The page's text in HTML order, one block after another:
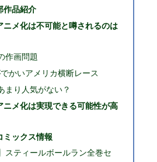
作品紹介
ニメ化は不可能と噂されるのは
作画問題
かいアメリカ横断レース
まり人気がない？
ニメ化は実現できる可能性が高
ミックス情報
スティールボールラン全巻セ